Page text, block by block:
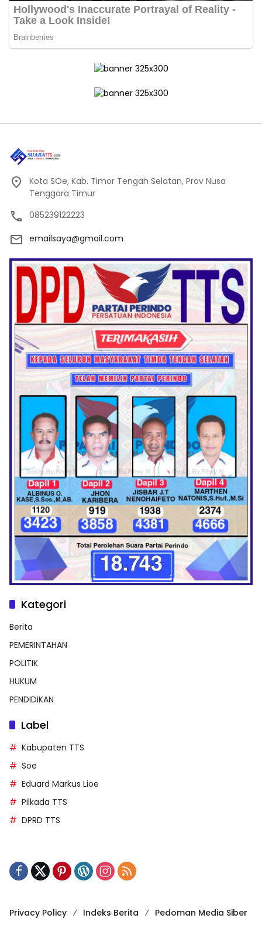
Kota SOe, Kab. Timor Tengah Selatan, Prov Nusa
Tenggara Timur
085239122223
emailsaya@gmail.com
Kategori
Berita
PEMERINTAHAN
POLITIK
HUKUM
PENDIDIKAN
Label
Kabupaten TTS
Soe
Eduard Markus Lioe
Pilkada TTS
DPRD TTS
Privacy Policy Indeks Berita Pedoman Media Siber